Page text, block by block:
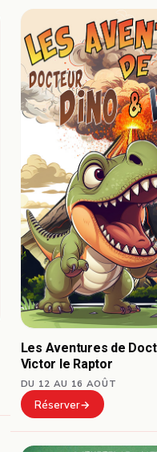
Les Aventures de
Victor le Raptor
DU 12 AU 16 AOÛT
Réserver